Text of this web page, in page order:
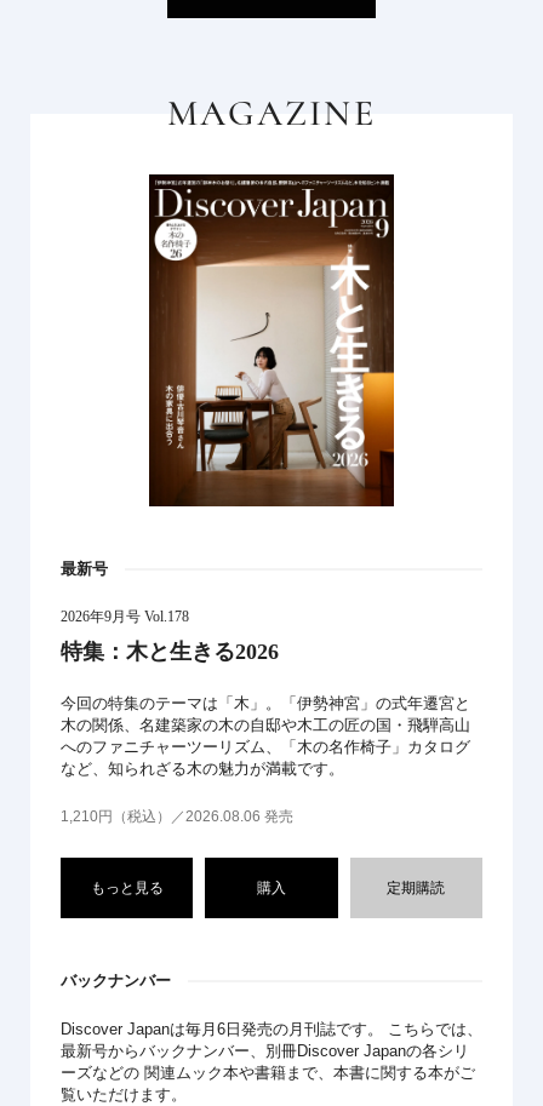
MAGAZINE
最新号
2026年9月号 Vol.178
特集：木と生きる2026
今回の特集のテーマは「木」。「伊勢神宮」の式年遷宮と
木の関係、名建築家の木の自邸や木工の匠の国・飛騨高山
へのファニチャーツーリズム、「木の名作椅子」カタログ
など、知られざる木の魅力が満載です。
1,210円（税込）／2026.08.06 発売
もっと見る 購入 定期購読
バックナンバー
Discover Japanは毎月6日発売の月刊誌です。 こちらでは、
最新号からバックナンバー、別冊Discover Japanの各シリ
ーズなどの 関連ムック本や書籍まで、本書に関する本がご
覧いただけます。